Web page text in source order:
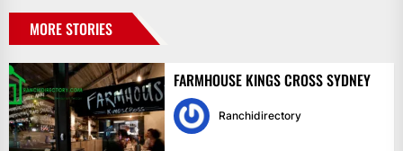
MORE STORIES
FARMHOUSE KINGS CROSS SYDNEY
Ranchidirectory